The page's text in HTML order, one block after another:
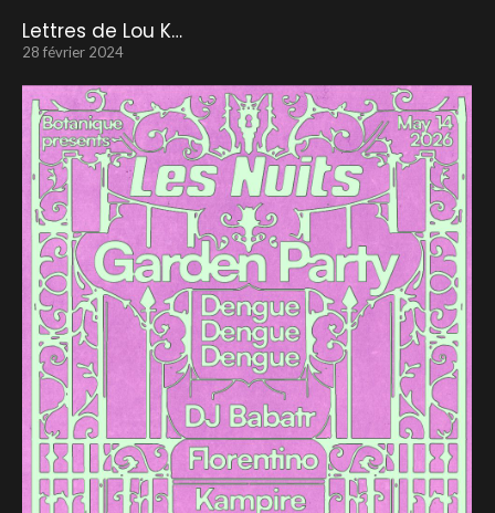
Lettres de Lou K…
28 février 2024